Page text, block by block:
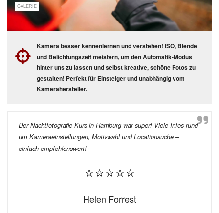
GALERIE
Kamera besser kennenlernen und verstehen! ISO, Blende
und Belichtungszeit meistern, um den Automatik-Modus
hinter uns zu lassen und selbst kreative, schöne Fotos zu
gestalten! Perfekt für Einsteiger und unabhängig vom
Kamerahersteller.
Der Nachtfotografie-Kurs in Hamburg war super! Viele Infos rund
um Kameraeinstellungen, Motivwahl und Locationsuche –
einfach empfehlenswert!
⭐⭐⭐⭐⭐
Helen Forrest